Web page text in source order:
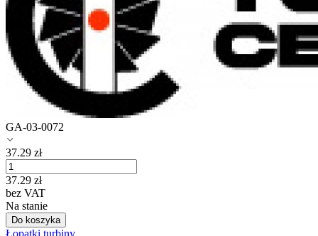
GA-03-0072
37.29 zł
37.29 zł
bez VAT
Na stanie
Do koszyka